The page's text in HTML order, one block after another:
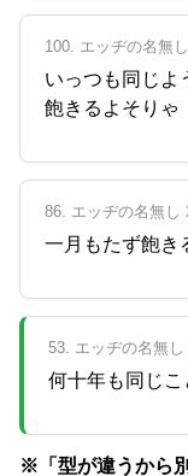
100. エッヂの名無
いっつも同じよ
飽きるよそりゃ
86. エッヂの名無し
一月もたず飽き
53. エッヂの名無
何十年も同じ
※「型が違うから